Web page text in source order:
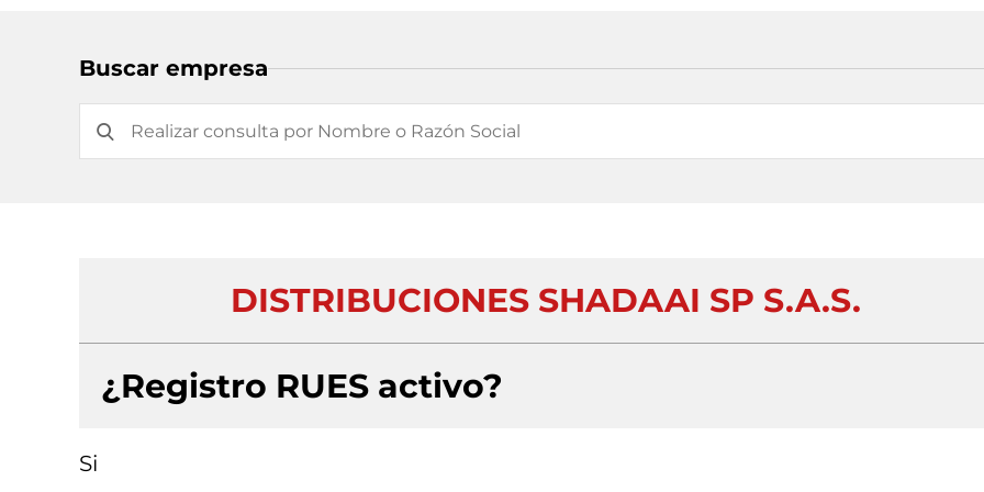
Buscar empresa
DISTRIBUCIONES SHADAAI SP S.A.S.
¿Registro RUES activo?
Si